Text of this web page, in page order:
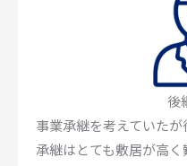
後
事業承継を考えていた
承継はとても敷居が高く